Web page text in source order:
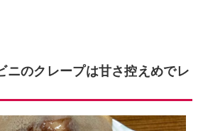
ニのクレープは甘さ控えめでレ